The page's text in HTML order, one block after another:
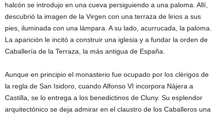
halcón se introdujo en una cueva persiguiendo a una paloma. Allí,
descubrió la imagen de la Virgen con una terraza de lirios a sus
pies, iluminada con una lámpara. A su lado, acurrucada, la paloma.
La aparición le incitó a construir una iglesia y a fundar la orden de
Caballería de la Terraza, la más antigua de España.
Aunque en principio el monasterio fue ocupado por los clérigos de
la regla de San Isidoro, cuando Alfonso VI incorpora Nájera a
Castilla, se lo entrega a los benedictinos de Cluny. Su esplendor
arquitectónico se deja admirar en el claustro de los Caballeros una